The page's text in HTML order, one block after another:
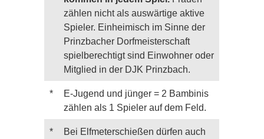
zählen nicht als auswärtige aktive
Spieler. Einheimisch im Sinne der
Prinzbacher Dorfmeisterschaft
spielberechtigt sind Einwohner oder
Mitglied in der DJK Prinzbach.
*
E-Jugend und jünger = 2 Bambinis
zählen als 1 Spieler auf dem Feld.
*
Bei Elfmeterschießen dürfen auch